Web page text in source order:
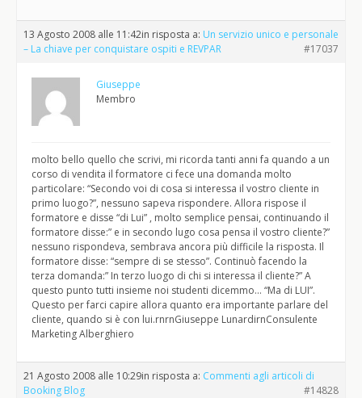
13 Agosto 2008 alle 11:42in risposta a: Un servizio unico e personale
– La chiave per conquistare ospiti e REVPAR
#17037
Giuseppe
Membro
molto bello quello che scrivi, mi ricorda tanti anni fa quando a un
corso di vendita il formatore ci fece una domanda molto
particolare: “Secondo voi di cosa si interessa il vostro cliente in
primo luogo?”, nessuno sapeva rispondere. Allora rispose il
formatore e disse “di Lui” , molto semplice pensai, continuando il
formatore disse:” e in secondo lugo cosa pensa il vostro cliente?”
nessuno rispondeva, sembrava ancora più difficile la risposta. Il
formatore disse: “sempre di se stesso”. Continuò facendo la
terza domanda:” In terzo luogo di chi si interessa il cliente?” A
questo punto tutti insieme noi studenti dicemmo… “Ma di LUI”.
Questo per farci capire allora quanto era importante parlare del
cliente, quando si è con lui.rnrnGiuseppe LunardirnConsulente
Marketing Alberghiero
21 Agosto 2008 alle 10:29in risposta a: Commenti agli articoli di
Booking Blog
#14828